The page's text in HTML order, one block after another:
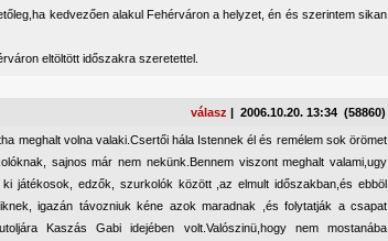
kedvezően alakul Fehérváron a helyzet, én és szerintem sikan
eltöltött időszakra szeretettel.
válasz | 2006.10.20. 13:34 (58860)
meghalt volna valaki.Csertői hála Istennek él és remélem sok örömet
sajnos már nem nekünk.Bennem viszont meghalt valami,ugy
játékosok, edzők, szurkolók között ,az elmult időszakban,és ebböl
igazán távozniuk kéne azok maradnak ,és folytatják a csapat
Kaszás Gabi idejében volt.Valószinü,hogy nem mostanába